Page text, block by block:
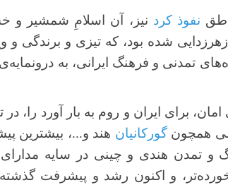
نفوذ کرد نیز، آن اسلامِ شمشیر و
زهرزدایی شده بود، که تیزی و برندگی و
تمدنی و فرهنگ ایرانی، به
برای ایران و روم به بار آورد را،
همچونگورکانیان هند و...، بیشترین
و تمدن هندی و چینی در سایه مدارای
و اکنون رشد و پیشرفت گذشته